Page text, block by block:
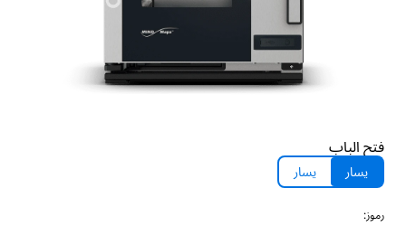
فتح الباب
يسار يسار
رموز: